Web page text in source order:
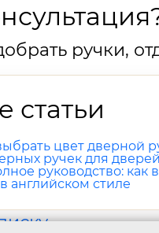
ручки,
статьи
цвет дверной
ручек для
руководство:
английском стиле